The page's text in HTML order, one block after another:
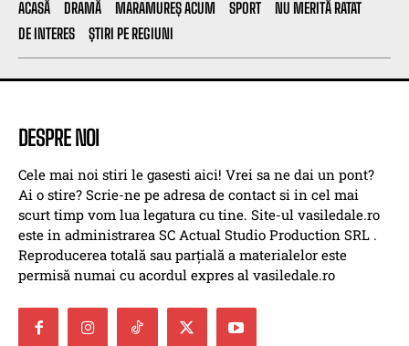
ACASĂ DRAMĂ MARAMUREȘ ACUM SPORT
NU MERITĂ RATAT
DE INTERES
ȘTIRI PE REGIUNI
DESPRE NOI
Cele mai noi stiri le gasesti aici! Vrei sa ne dai un pont?
Ai o stire? Scrie-ne pe adresa de contact si in cel mai
scurt timp vom lua legatura cu tine. Site-ul vasiledale.ro
este in administrarea SC Actual Studio Production SRL .
Reproducerea totală sau parțială a materialelor este
permisă numai cu acordul expres al vasiledale.ro